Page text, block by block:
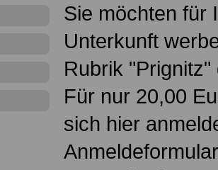
Sie möchten für
Unterkunft
Rubrik
Für nur 20,00
sich hier